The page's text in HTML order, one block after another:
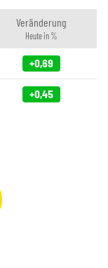
Veränderung
Heute in %
+0,69
+0,45